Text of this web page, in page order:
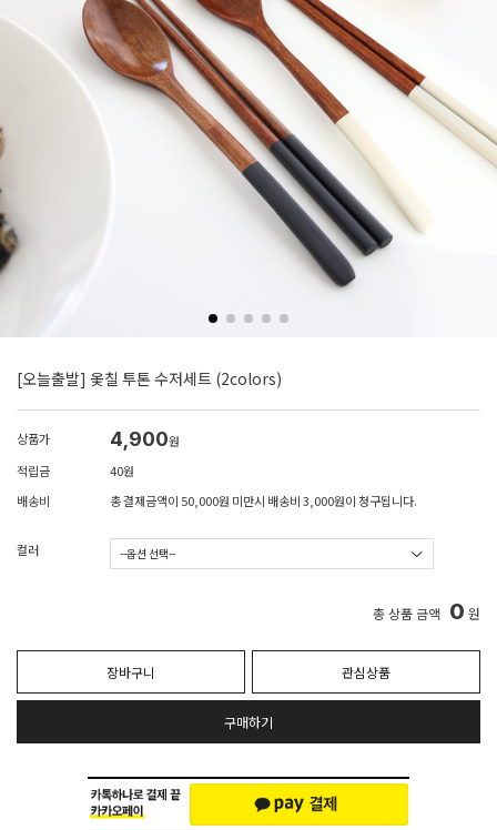
[오늘출발] 옻칠 투톤 수저세트 (2colors)
상품가 4,900원
적립금
40원
배송비
총 결제금액이 50,000원 미만시 배송비 3,000원이 청구됩니다.
컬러
총 상품 금액 0 원
장바구니 관심상품
구매하기